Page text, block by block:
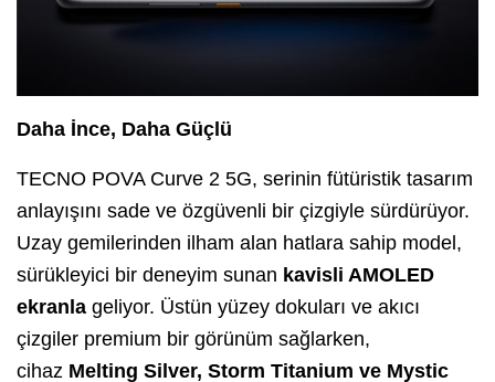
Daha İnce, Daha Güçlü
TECNO POVA Curve 2 5G, serinin fütüristik tasarım
anlayışını sade ve özgüvenli bir çizgiyle sürdürüyor.
Uzay gemilerinden ilham alan hatlara sahip model,
sürükleyici bir deneyim sunan kavisli AMOLED
ekranla geliyor. Üstün yüzey dokuları ve akıcı
çizgiler premium bir görünüm sağlarken,
cihaz Melting Silver, Storm Titanium ve Mystic